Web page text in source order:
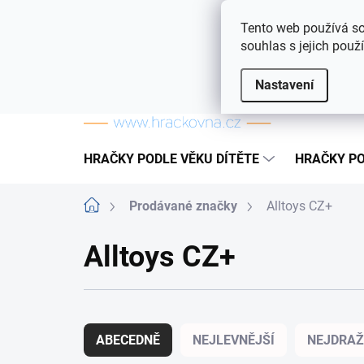
Tento web používá
souhlas s jejich
Nastavení
Často kladené otázky
HRAČKY PODLE VĚKU DÍTĚTE HRAČKY
DomůProdávané značky Alltoys CZ+
Alltoys CZ+
ABECEDNĚ NEJLEVNĚJŠÍ